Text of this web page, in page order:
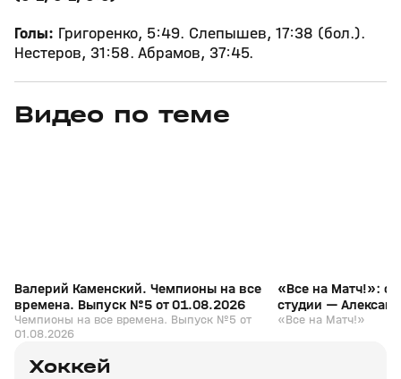
Голы: Григоренко, 5:49. Слепышев, 17:38 (бол.).
Нестеров, 31:58. Абрамов, 37:45.
Видео по теме
01 авг, 10:11
Валерий Каменский. Чемпионы на все
времена. Выпуск №5 от 01.08.2026
Чемпионы на все времена. Выпуск №5 от
01.08.2026
«Все на Матч!»:
студии —
«Все на Матч!»
Хоккей